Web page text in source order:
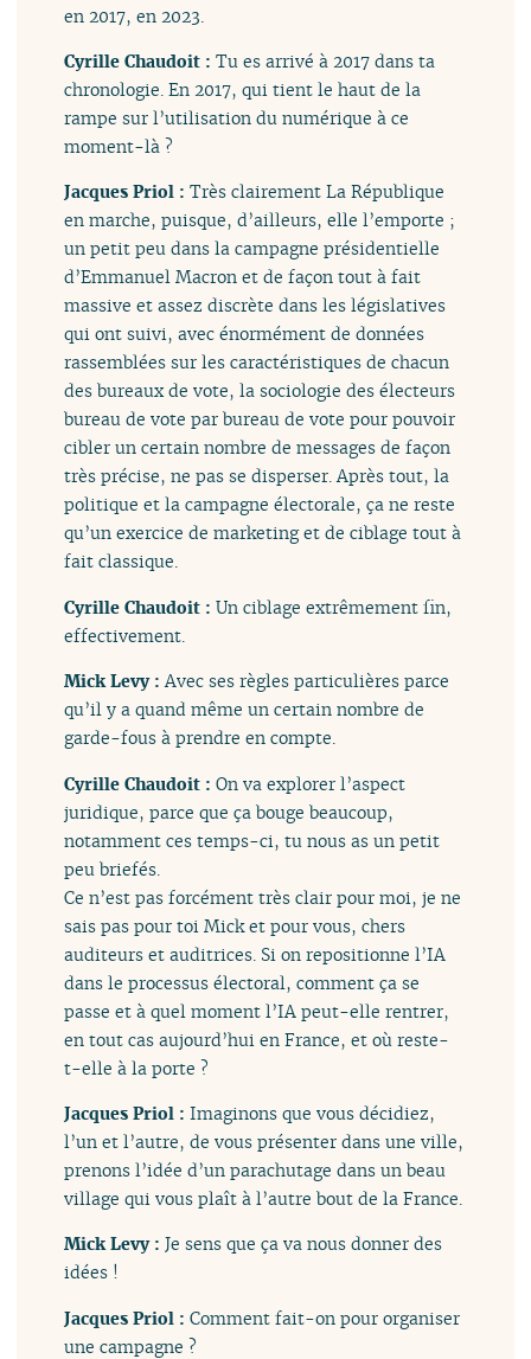
en 2017, en 2023.
Cyrille Chaudoit :Tu es arrivé à 2017 dans ta
chronologie. En 2017, qui tient le haut de la
rampe sur l’utilisation du numérique à ce
moment-là ?
Jacques Priol :Très clairement La République
en marche, puisque, d’ailleurs, elle l’emporte ;
un petit peu dans la campagne présidentielle
d’Emmanuel Macron et de façon tout à fait
massive et assez discrète dans les législatives
qui ont suivi, avec énormément de données
rassemblées sur les caractéristiques de chacun
des bureaux de vote, la sociologie des électeurs
bureau de vote par bureau de vote pour pouvoir
cibler un certain nombre de messages de façon
très précise, ne pas se disperser. Après tout, la
politique et la campagne électorale, ça ne reste
qu’un exercice de marketing et de ciblage tout à
fait classique.
Cyrille Chaudoit :Un ciblage extrêmement fin,
effectivement.
Mick Levy :Avec ses règles particulières parce
qu’il y a quand même un certain nombre de
garde-fous à prendre en compte.
Cyrille Chaudoit :On va explorer l’aspect
juridique, parce que ça bouge beaucoup,
notamment ces temps-ci, tu nous as un petit
peu briefés.
Ce n’est pas forcément très clair pour moi, je ne
sais pas pour toi Mick et pour vous, chers
auditeurs et auditrices. Si on repositionne l’IA
dans le processus électoral, comment ça se
passe et à quel moment l’IA peut-elle rentrer,
en tout cas aujourd’hui en France, et où reste-
t-elle à la porte ?
Jacques Priol :Imaginons que vous décidiez,
l’un et l’autre, de vous présenter dans une ville,
prenons l’idée d’un parachutage dans un beau
village qui vous plaît à l’autre bout de la France.
Mick Levy :Je sens que ça va nous donner des
idées !
Jacques Priol :Comment fait-on pour organiser
une campagne ?